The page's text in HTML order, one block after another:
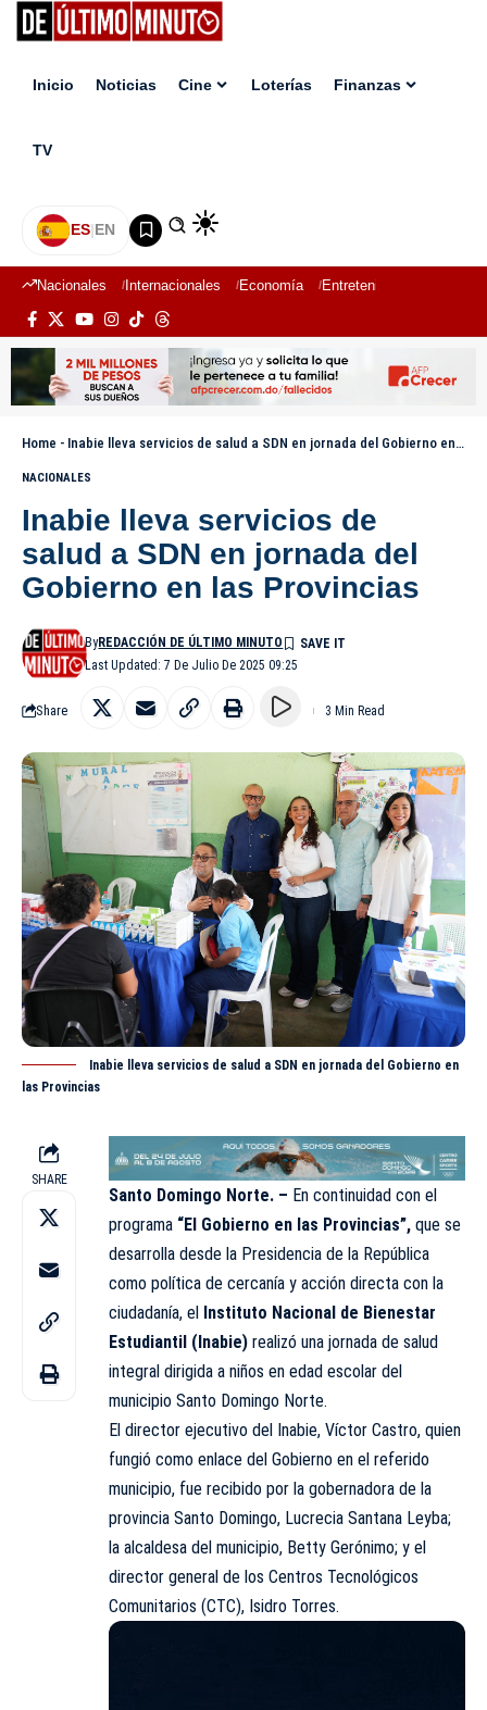
Inicio Noticias Cine Loterías Finanzas
TV
ES|EN
Nacionales Internacionales Economía Entretenimiento
Home - Inabie lleva servicios de salud a SDN en jornada del Gobierno en las Provincias
NACIONALES
Inabie lleva servicios de
salud a SDN en jornada del
Gobierno en las Provincias
Last Updated: 7 De Julio De 2025 09:25
ByREDACCIÓN DE ÚLTIMO MINUTO
Share 3 Min Read
Inabie lleva servicios de salud a SDN en jornada del Gobierno en
las Provincias
SHARE
Santo Domingo Norte. – En continuidad con el
programa “El Gobierno en las Provincias”, que se
desarrolla desde la Presidencia de la República
como política de cercanía y acción directa con la
ciudadanía, el Instituto Nacional de Bienestar
Estudiantil (Inabie) realizó una jornada de salud
integral dirigida a niños en edad escolar del
municipio Santo Domingo Norte.
El director ejecutivo del Inabie, Víctor Castro, quien
fungió como enlace del Gobierno en el referido
municipio, fue recibido por la gobernadora de la
provincia Santo Domingo, Lucrecia Santana Leyba;
la alcaldesa del municipio, Betty Gerónimo; y el
director general de los Centros Tecnológicos
Comunitarios (CTC), Isidro Torres.